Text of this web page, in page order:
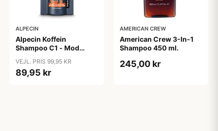
ALPECIN
Alpecin Koffein
Shampoo C1 - Mod
VEJL. PRIS 99,95 KR
89,95 kr
AMERICAN CREW
American Crew 3-In-1
Shampoo 450 ml.
245,00 kr